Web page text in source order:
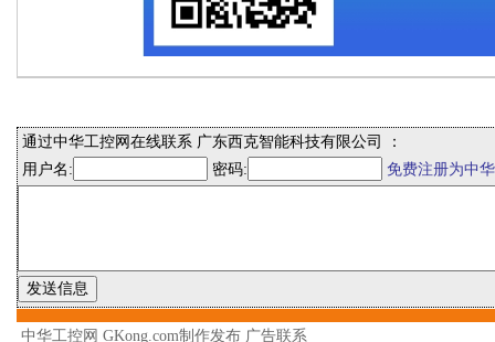
通过中华工控网在线联系 广东西克智能科技有限公司 ：
用户名:
密码: 免费注册为中
中华工控网 GKong.com制作发布 广告联系